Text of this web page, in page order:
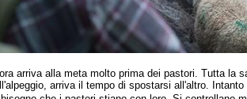
arriva alla meta molto prima dei pastori. Tutta la
arriva il tempo di spostarsi all'altro.